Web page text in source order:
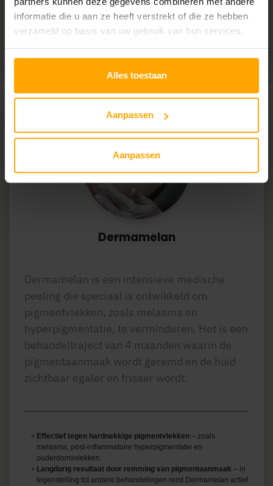
informatie die u aan ze heeft verstrekt of die ze hebben
verzameld op basis van uw gebruik van hun services.
Alles toestaan
Aanpassen
Aanpassen
Korte hersteltijd:slechts 2 tot 3 dagen
Meer behandelingen nodig:vergeleken met TCA-peeling
Dermamelan
Dermamelan is een intensieve medische
peeling die speciaal is ontwikkeld om
pigmentvlekken, zoals melasma en
hyperpigmentatie, te verminderen. Het is een
behandeltraject van 4 maanden waarin de
pigmentaanmaak wordt geremd en de huid
zichtbaar egaler en frisser wordt.
Effectief tegen hardnekkige pigmentvlekken– zoals
melasma, post-inflammatoire hyperpigmentatie en
ouderdomsvlekken.
Langdurig resultaat door remming van pigmentaanmaak – in
tegenstelling tot andere behandelingen remt Dermamelan actief